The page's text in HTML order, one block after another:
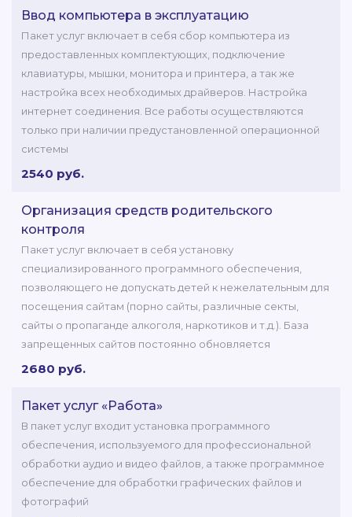
Ввод компьютера в эксплуатацию
Пакет услуг включает в себя сбор компьютера из
предоставленных комплектующих, подключение
клавиатуры, мышки, монитора и принтера, а так же
настройка всех необходимых драйверов. Настройка
интернет соединения. Все работы осуществляются
только при наличии предустановленной операционной
системы
2540 руб.
Организация средств родительского
контроля
Пакет услуг включает в себя установку
специализированного программного обеспечения,
позволяющего не допускать детей к нежелательным для
посещения сайтам (порно сайты, различные секты,
сайты о пропаганде алкоголя, наркотиков и т.д.). База
запрещенных сайтов постоянно обновляется
2680 руб.
Пакет услуг «Работа»
В пакет услуг входит установка программного
обеспечения, используемого для профессиональной
обработки аудио и видео файлов, а также программное
обеспечение для обработки графических файлов и
фотографий